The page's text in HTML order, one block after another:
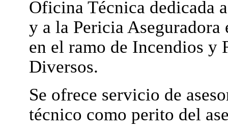
Oficina Técnica dedicada
y a la Pericia Aseguradora
en el ramo de Incendios y
Diversos.
Se ofrece servicio de
técnico como perito del